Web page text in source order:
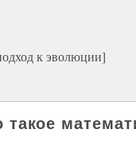
к эволюции]
такое